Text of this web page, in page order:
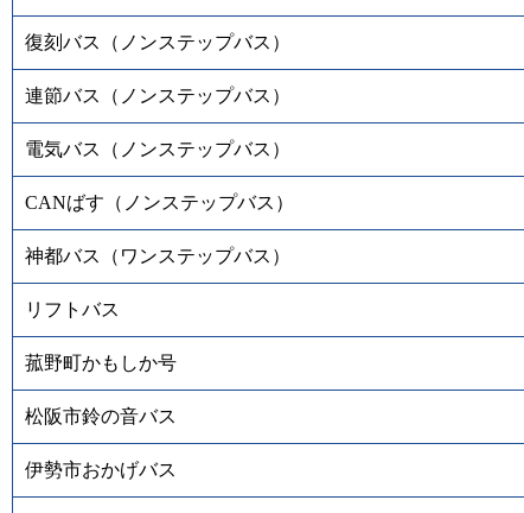
復刻バス（ノンステップバス）
連節バス（ノンステップバス）
電気バス（ノンステップバス）
CANばす（ノンステップバス）
神都バス（ワンステップバス）
リフトバス
菰野町かもしか号
松阪市鈴の音バス
伊勢市おかげバス